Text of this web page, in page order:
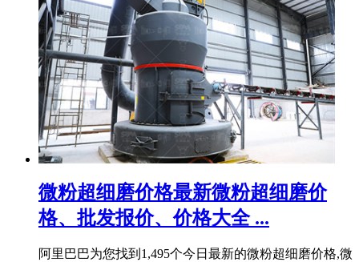
微粉超细磨价格最新微粉超细磨价
格、批发报价、价格大全 ...
阿里巴巴为您找到1,495个今日最新的微粉超细磨价格,微